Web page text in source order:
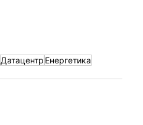
Датацентр Енергетика